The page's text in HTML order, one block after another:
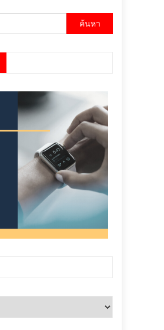
ค้นหา